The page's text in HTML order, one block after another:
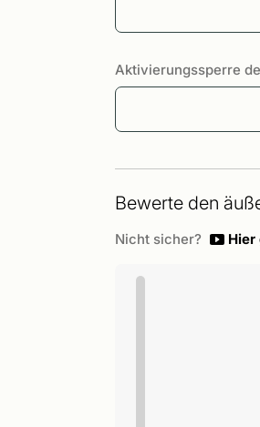
Aktivierungssperre
Bewerte den
Nicht sicher? Hier